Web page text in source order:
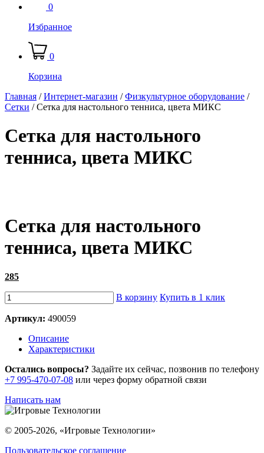
0
Избранное
0
Корзина
Главная /Интернет-магазин /Физкультурное оборудование /
Сетки /Сетка для настольного тенниса, цвета МИКС
Сетка для настольного
тенниса, цвета МИКС
Сетка для настольного
тенниса, цвета МИКС
285
В корзину Купить в 1 клик
Артикул: 490059
Описание
Характеристики
Остались вопросы? Задайте их сейчас, позвонив по телефону
+7 995-470-07-08 или через форму обратной связи
Написать нам
© 2005-2026, «Игровые Технологии»
Пользовательское соглашение